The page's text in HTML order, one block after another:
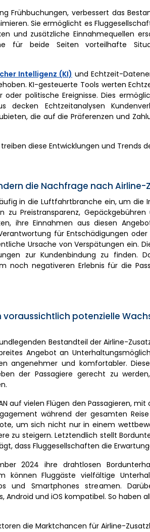
Frühbuchungen, verbessert das
Sie ermöglicht es
und zusätzliche Einnahmequellen
für beide Seiten vorteilhafte
Intelligenz (KI) und Echtzeit-
KI-gesteuerte Tools werten
politische Ereignisse. Dies
decken Echtzeitanalysen
die auf die Präferenzen und
diese Entwicklungen und Trends
die Nachfrage nach Airline-
in die Luftfahrtbranche ein, um die
Preistransparenz,
ihre Einnahmen aus diesen
für Entschädigungen
Ursache von Verspätungen ein.
zur Kundenbindung zu finden.
noch negativeren Erlebnis für die
potenzielle
Bestandteil der Airline-
Angebot an
angenehmer und komfortabler.
der Passagiere gerecht zu
auf vielen Flügen den Passagieren,
während der gesamten
um sich nicht nur in einem
zu steigern. Letztendlich stellt
dass Fluggesellschaften die
2024 ihre drahtlosen
können Fluggäste vielfältige
und Smartphones streamen.
Android und iOS kompatibel. So haben
die Marktchancen für Airline-